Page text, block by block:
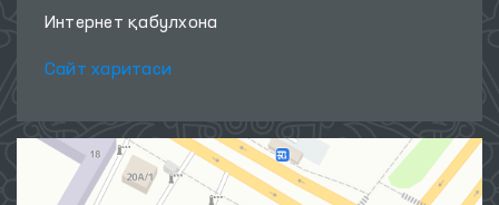
Интернет қабулхона
Сайт харитаси